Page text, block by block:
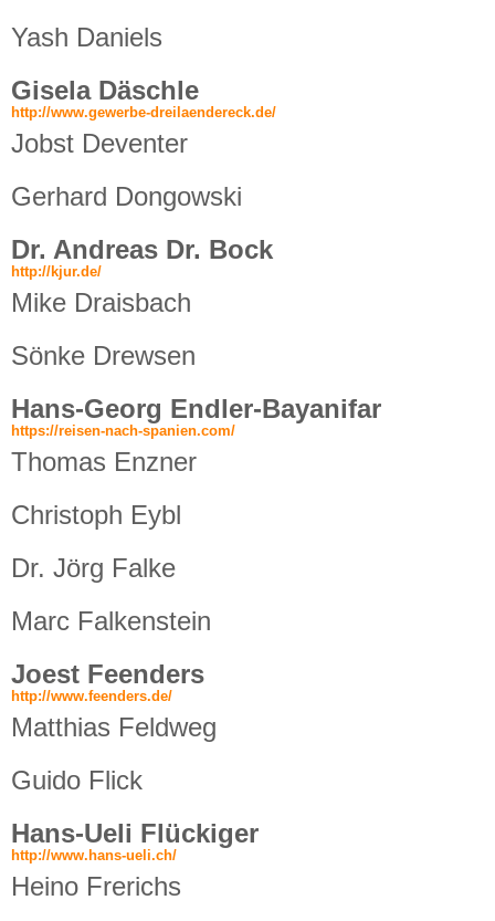
Yash Daniels
Gisela Däschle
http://www.gewerbe-dreilaendereck.de/
Jobst Deventer
Gerhard Dongowski
Dr. Andreas Dr. Bock
http://kjur.de/
Mike Draisbach
Sönke Drewsen
Hans-Georg Endler-Bayanifar
https://reisen-nach-spanien.com/
Thomas Enzner
Christoph Eybl
Dr. Jörg Falke
Marc Falkenstein
Joest Feenders
http://www.feenders.de/
Matthias Feldweg
Guido Flick
Hans-Ueli Flückiger
http://www.hans-ueli.ch/
Heino Frerichs